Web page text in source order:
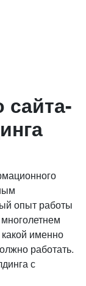
опыт работы
именно
работать.
с